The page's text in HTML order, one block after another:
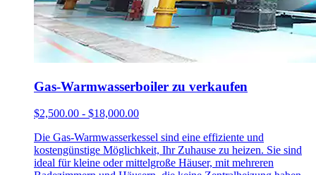
Gas-Warmwasserboiler zu verkaufen
$2,500.00 - $18,000.00
Die Gas-Warmwasserkessel sind eine effiziente und
kostengünstige Möglichkeit, Ihr Zuhause zu heizen. Sie sind
ideal für kleine oder mittelgroße Häuser, mit mehreren